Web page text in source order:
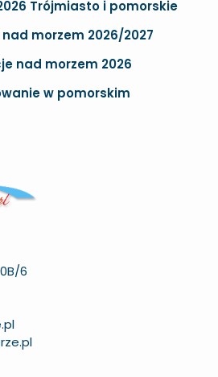
Trójmiasto i pomorskie
morzem 2026/2027
nad morzem 2026
w pomorskim
6